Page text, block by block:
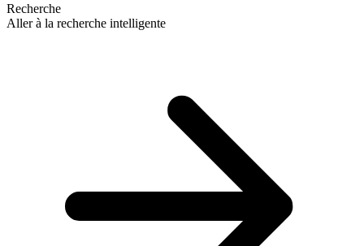
Recherche
Aller à la recherche intelligente